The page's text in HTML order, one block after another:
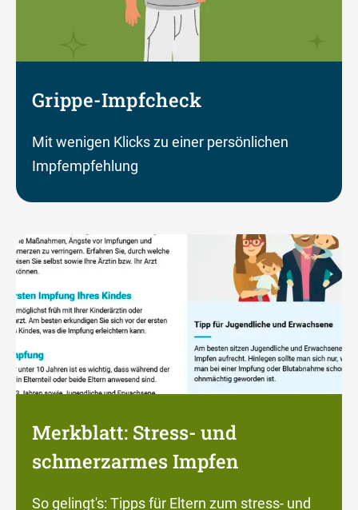
Grippe-Impfcheck
Mit wenigen Klicks zu einer persönlichen
Impfempfehlung
Merkblatt: Stress- und
schmerzarmes Impfen
So gelingt's: Tipps für Eltern zum stress- und